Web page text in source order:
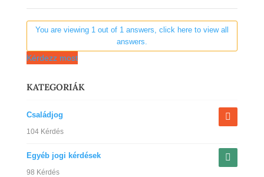
You are viewing 1 out of 1 answers, click here to view all
answers.
Kérdezz most
KATEGORIÁK
Családjog
104 Kérdés
Egyéb jogi kérdések
98 Kérdés